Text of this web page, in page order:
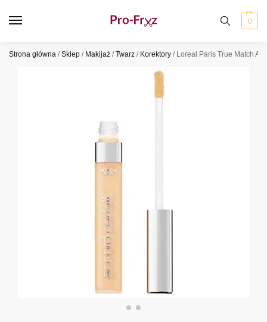
0
Strona główna /Sklep / Makijaż /Twarz / Korektory / Loreal Paris True Match